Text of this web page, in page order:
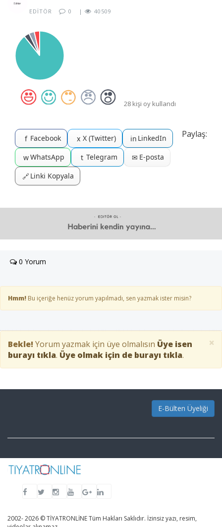
EDITÖR 0 | 40509
28 kişi oy kullandı
Paylaş:
f Facebook x X (Twitter) in LinkedIn
wWhatsApp t Telegram ✉ E-posta
🔗Linki Kopyala
0 Yorum
Hmm! Bu içeriğe henüz yorum yapılmadı, sen yazmak ister misin?
×
Bekle! Yorum yazmak için üye olmalısın Üye isen
burayı tıkla. Üye olmak için de burayı tıkla.
E-Bülten Üyeliği
2002- 2026 © TİYATRONLİNE Tüm Hakları Saklıdır. İzinsiz yazı, resim,